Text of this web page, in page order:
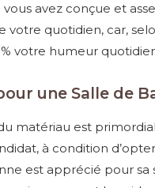
avez conçue et
votre quotidien, car,
votre humeur
une Salle de
matériau est
à condition
est apprécié pour sa